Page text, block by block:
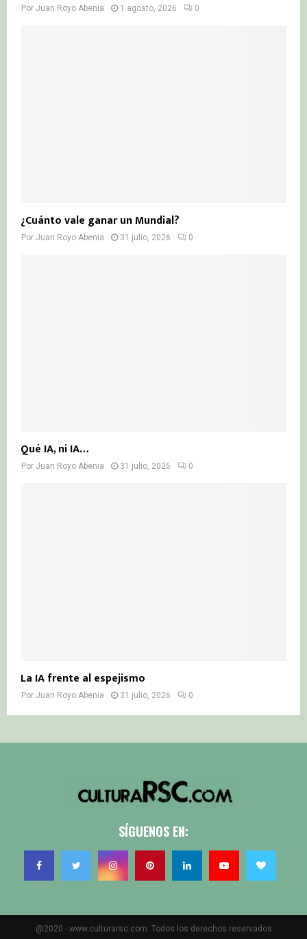
Por Juan Royo Abenia 1 agosto, 2026 0
¿Cuánto vale ganar un Mundial?
Por Juan Royo Abenia 31 julio, 2026 0
Qué IA, ni IA…
Por Juan Royo Abenia 31 julio, 2026 0
La IA frente al espejismo
Por Juan Royo Abenia 31 julio, 2026 0
SÍGUENOS EN:
@2020 - www.culturarsc.com. Todos los derechos reservados